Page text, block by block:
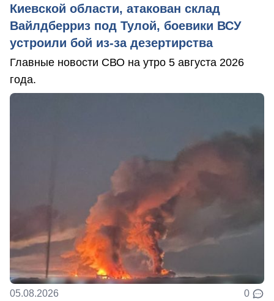
Киевской области, атакован склад
Вайлдберриз под Тулой, боевики ВСУ
устроили бой из-за дезертирства
Главные новости СВО на утро 5 августа 2026
года.
05.08.2026 0